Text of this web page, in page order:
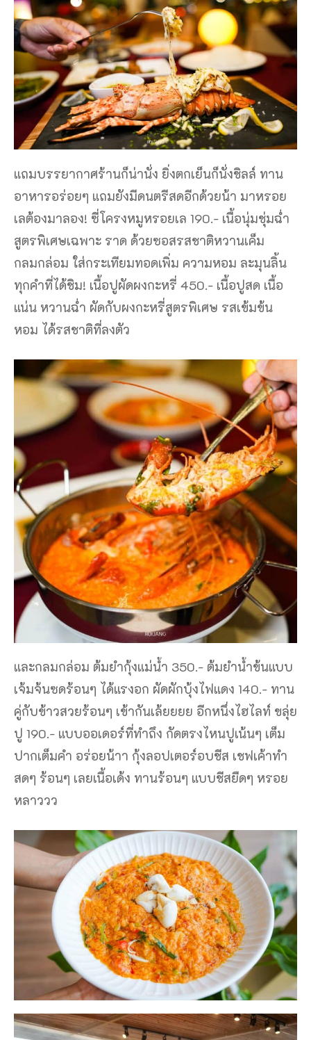
แถมบรรยากาศร้านก็น่านั่ง ยิ่งตกเย็นก็นั่งชิลล์ ทาน
อาหารอร่อยๆ แถมยังมีดนตรีสดอีกด้วยน้า มาหรอย
เลต้องมาลอง! ซี่โครงหมูหรอยเล 190.- เนื้อนุ่มชุ่มฉ่ำ
สูตรพิเศษเฉพาะ ราด ด้วยซอสรสชาติหวานเค็ม
กลมกล่อม ใส่กระเทียมทอดเพิ่ม ความหอม ละมุนลิ้น
ทุกคำที่ได้ชิม! เนื้อปูผัดผงกะหรี่ 450.- เนื้อปูสด เนื้อ
แน่น หวานฉ่ำ ผัดกับผงกะหรี่สูตรพิเศษ รสเข้มข้น
หอม ได้รสชาติที่ลงตัว
และกลมกล่อม ต้มยำกุ้งแม่น้ำ 350.- ต้มยำน้ำข้นแบบ
เจ้มจ้นซดร้อนๆ ได้แรงอก ผัดผักบุ้งไฟแดง 140.- ทาน
คู่กับข้าวสวยร้อนๆ เข้ากันเล้ยยยย อีกหนึ่งไฮไลท์ ขลุ่ย
ปู 190.- แบบออเดอร์ที่ทำถึง กัดตรงไหนปูเน้นๆ เต็ม
ปากเต็มคำ อร่อยน้าา กุ้งลอปเตอร์อบชีส เชฟเค้าทำ
สดๆ ร้อนๆ เลยเนื้อเด้ง ทานร้อนๆ แบบชีสยืดๆ หรอย
หลาววว